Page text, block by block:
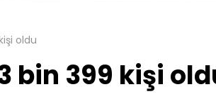
oldu
bin 399 kişi